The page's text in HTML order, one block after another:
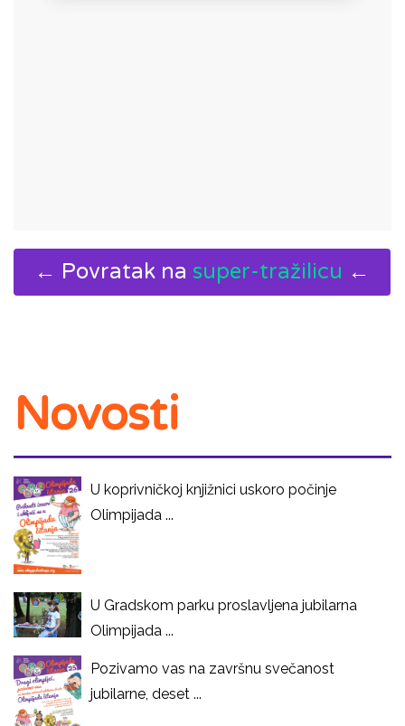
← Povratak na super-tražilicu ←
Novosti
U koprivničkoj knjižnici uskoro počinje
Olimpijada ...
U Gradskom parku proslavljena jubilarna
Olimpijada ...
Pozivamo vas na završnu svečanost
jubilarne, deset ...